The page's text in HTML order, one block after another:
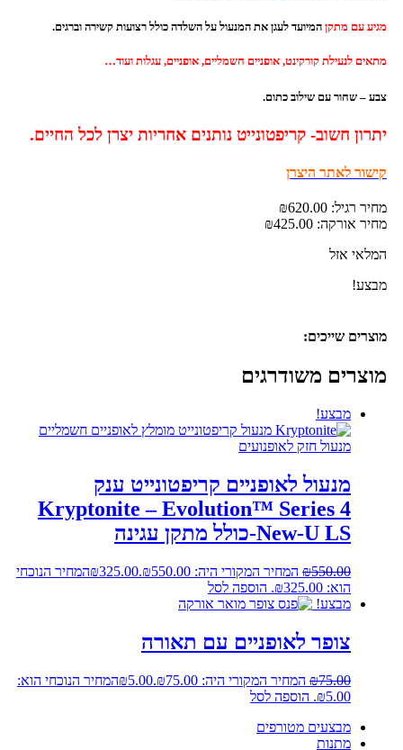
מגיע עם מתקן המיועד לעגן את המנעול על השלדה כולל רצועות קשירה וברגים.
מתאים לנעילת קורקינט, אופניים חשמליים, אופניים, עגלות ועוד…
צבע – שחור עם שילוב כתום.
יתרון חשוב- קריפטונייט נותנים אחריות יצרן לכל החיים.
קישור לאתר היצרן
מחיר רגיל: ₪620.00
מחיר אורקה:
₪425.00
המלאי אזל
מבצע!
מוצרים שייכים:
מוצרים משודרגים
מבצע!
מנעול לאופניים קריפטונייט ענק
Kryptonite – Evolution™ Series 4
New-U LS-כולל מתקן עגינה
₪550.00 המחיר המקורי היה: ₪550.00. ₪325.00
המחיר הנוכחי
הוא: ₪325.00.
הוספה לסל
מבצע!
צופר לאופניים עם תאורה
₪75.00 המחיר המקורי היה: ₪75.00. ₪5.00
המחיר הנוכחי הוא:
₪5.00. הוספה לסל
מבצעים מטורפים
מתנות